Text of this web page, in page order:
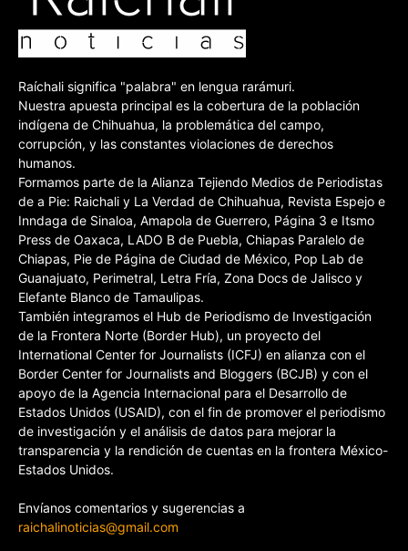
Raíchali significa "palabra" en lengua rarámuri.
Nuestra apuesta principal es la cobertura de la población
indígena de Chihuahua, la problemática del campo,
corrupción, y las constantes violaciones de derechos
humanos.
Formamos parte de la Alianza Tejiendo Medios de Periodistas
de a Pie: Raichali y La Verdad de Chihuahua, Revista Espejo e
Inndaga de Sinaloa, Amapola de Guerrero, Página 3 e Itsmo
Press de Oaxaca, LADO B de Puebla, Chiapas Paralelo de
Chiapas, Pie de Página de Ciudad de México, Pop Lab de
Guanajuato, Perimetral, Letra Fría, Zona Docs de Jalisco y
Elefante Blanco de Tamaulipas.
También integramos el Hub de Periodismo de Investigación
de la Frontera Norte (Border Hub), un proyecto del
International Center for Journalists (ICFJ) en alianza con el
Border Center for Journalists and Bloggers (BCJB) y con el
apoyo de la Agencia Internacional para el Desarrollo de
Estados Unidos (USAID), con el fin de promover el periodismo
de investigación y el análisis de datos para mejorar la
transparencia y la rendición de cuentas en la frontera México-
Estados Unidos.
Envíanos comentarios y sugerencias a
raichalinoticias@gmail.com